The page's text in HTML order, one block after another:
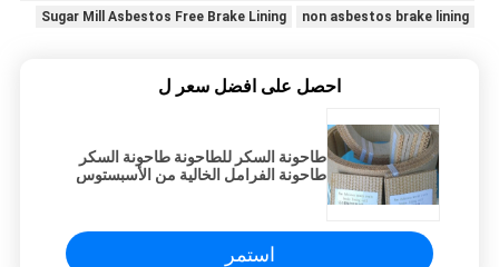
non asbestos brake lining
Sugar Mill Asbestos Free Brake Lining
احصل على افضل سعر ل
طاحونة السكر للطاحونة طاحونة السكر
طاحونة الفرامل الخالية من الأسبستوس
استمر